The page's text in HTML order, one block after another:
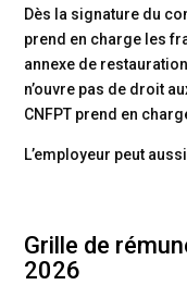
Dès la signature du
prend en charge les
annexe de
n’ouvre pas de droit
CNFPT prend en
L’employeur peut
Grille de
2026